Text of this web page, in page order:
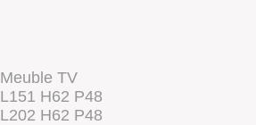
Meuble TV
L151 H62 P48
L202 H62 P48